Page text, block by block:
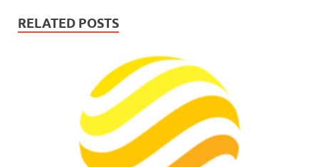
RELATED POSTS